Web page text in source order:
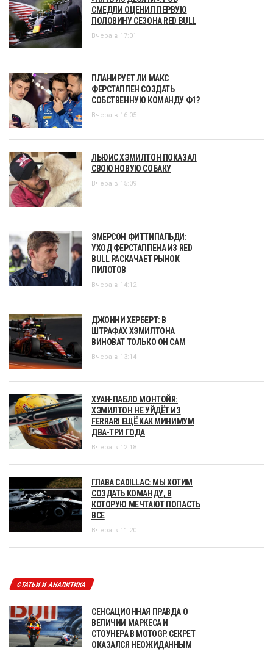
СМЕДЛИ ОЦЕНИЛ ПЕРВУЮ
ПОЛОВИНУ СЕЗОНА RED BULL
Вчера в 17:01
ПЛАНИРУЕТ ЛИ МАКС
ФЕРСТАППЕН СОЗДАТЬ
СОБСТВЕННУЮ КОМАНДУ Ф1?
Вчера в 16:05
ЛЬЮИС ХЭМИЛТОН ПОКАЗАЛ
СВОЮ НОВУЮ СОБАКУ
Вчера в 15:09
ЭМЕРСОН ФИТТИПАЛЬДИ:
УХОД ФЕРСТАППЕНА ИЗ RED
BULL РАСКАЧАЕТ РЫНОК
ПИЛОТОВ
Вчера в 14:12
ДЖОННИ ХЕРБЕРТ: В
ШТРАФАХ ХЭМИЛТОНА
ВИНОВАТ ТОЛЬКО ОН САМ
Вчера в 13:14
ХУАН-ПАБЛО МОНТОЙЯ:
ХЭМИЛТОН НЕ УЙДЁТ ИЗ
FERRARI ЕЩЁ КАК МИНИМУМ
ДВА-ТРИ ГОДА
Вчера в 12:18
ГЛАВА CADILLAC: МЫ ХОТИМ
СОЗДАТЬ КОМАНДУ, В
КОТОРУЮ МЕЧТАЮТ ПОПАСТЬ
ВСЕ
Вчера в 11:20
СТАТЬИ И АНАЛИТИКА
СЕНСАЦИОННАЯ ПРАВДА О
ВЕЛИЧИИ МАРКЕСА И
СТОУНЕРА В MOTOGP. СЕКРЕТ
ОКАЗАЛСЯ НЕОЖИДАННЫМ